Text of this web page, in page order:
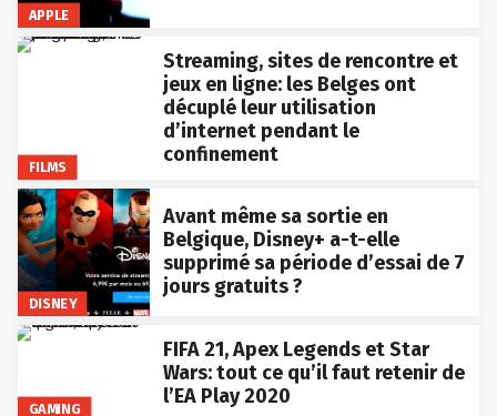
APPLE
FILMS
Streaming, sites de rencontre et
jeux en ligne: les Belges ont
décuplé leur utilisation
d’internet pendant le
confinement
DISNEY
Avant même sa sortie en
Belgique, Disney+ a-t-elle
supprimé sa période d’essai de 7
jours gratuits ?
GAMING
FIFA 21, Apex Legends et Star
Wars: tout ce qu’il faut retenir de
l’EA Play 2020